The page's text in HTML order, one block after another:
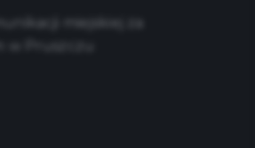
miejskiej za
w Pruszczu